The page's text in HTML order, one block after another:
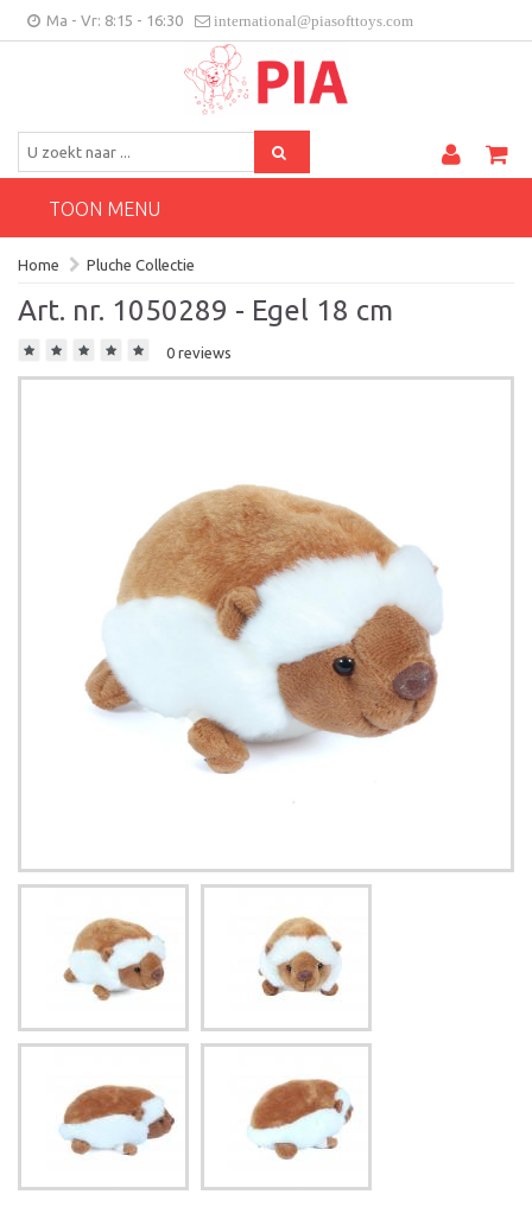
Ma - Vr: 8:15 - 16:30 international@piasofttoys.com
Klantenfeedback
BE/NL
TOON MENU
Home Pluche Collectie
Art. nr. 1050289 - Egel 18 cm
0 reviews